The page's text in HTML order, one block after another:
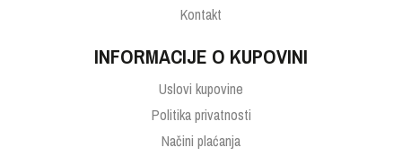
Kontakt
INFORMACIJE O KUPOVINI
Uslovi kupovine
Politika privatnosti
Načini plaćanja